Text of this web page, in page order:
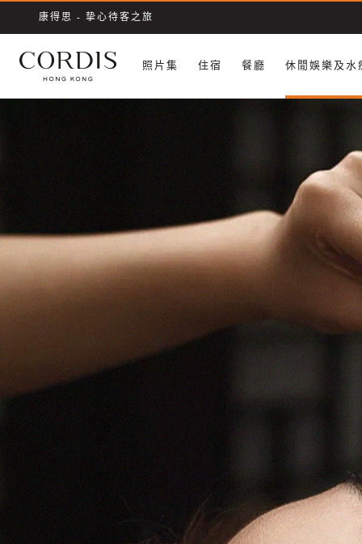
康得思 - 挚心待客之旅
照片集 ​住宿 餐廳 休閒娛樂及水